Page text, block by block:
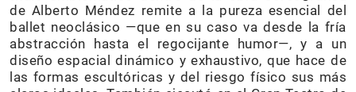
de Alberto Méndez remite a la pureza esencial del
ballet neoclásico —que en su caso va desde la fría
abstracción hasta el regocijante humor—, y a un
diseño espacial dinámico y exhaustivo, que hace de
las formas escultóricas y del riesgo físico sus más